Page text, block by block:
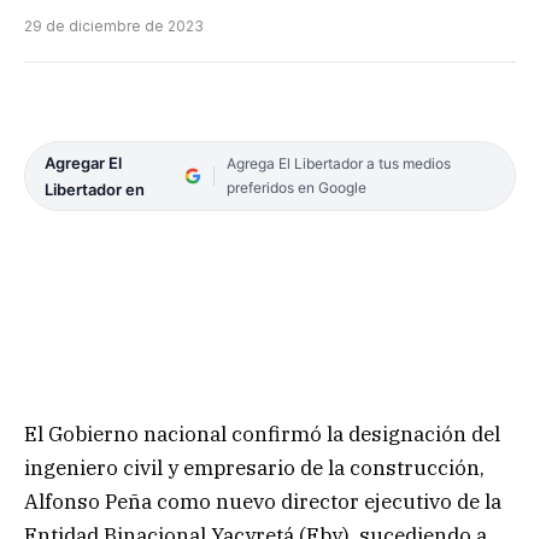
29 de diciembre de 2023
Agregar El
Libertador en
Agrega El Libertador a tus medios
preferidos en Google
El Gobierno nacional confirmó la designación del
ingeniero civil y empresario de la construcción,
Alfonso Peña como nuevo director ejecutivo de la